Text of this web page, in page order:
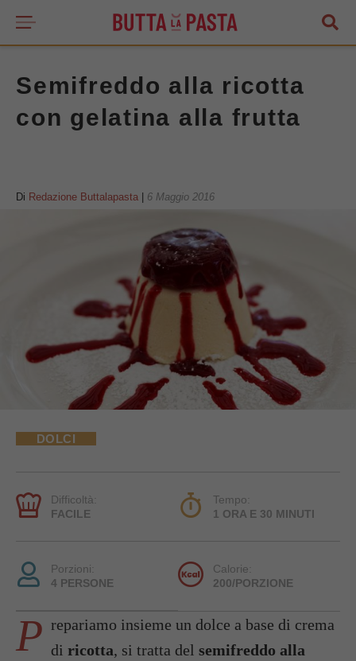
Semifreddo alla ricotta
con gelatina alla frutta
Di Redazione Buttalapasta 6 Maggio 2016
DOLCI
Difficoltà:
FACILE
Tempo:
1 ORA E 30 MINUTI
Porzioni:
4 PERSONE
Calorie:
200/PORZIONE
P repariamo insieme un dolce a base di crema
di ricotta, si tratta del semifreddo alla